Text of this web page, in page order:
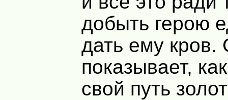
добыть герою
дать ему
показывает,
свой путь